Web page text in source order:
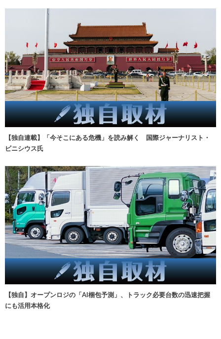
【独自連載】「今そこにある危機」を読み解く 国際ジャーナリスト・
ビニシウス氏
【独自】オープンロジの「AI梱包予測」、トラック必要台数の迅速把握
にも活用本格化